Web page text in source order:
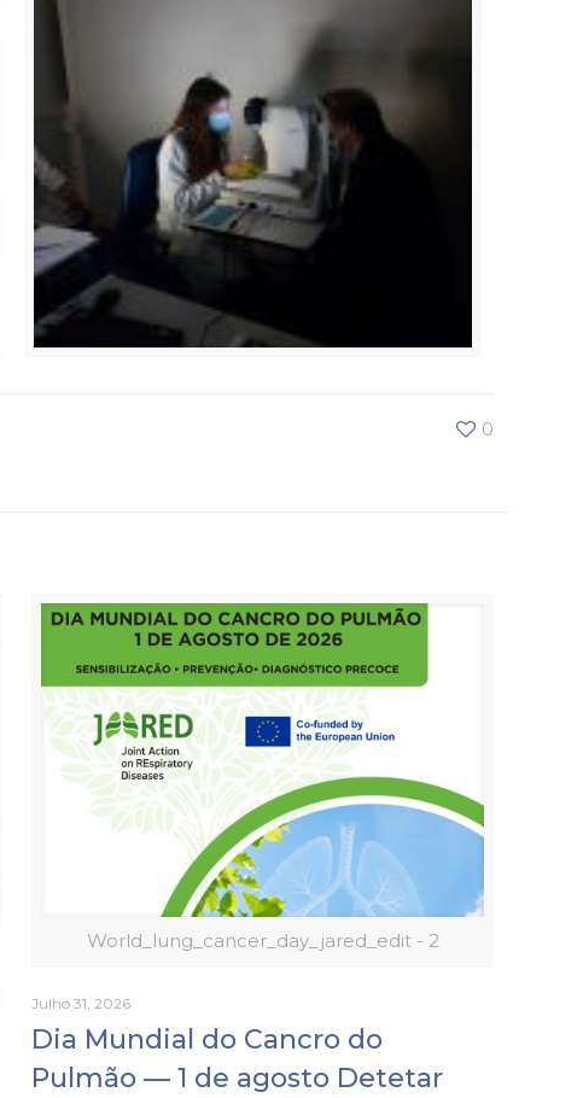
0
World_lung_cancer_day_jared_edit - 2
Julho 31, 2026
Dia Mundial do Cancro do
Pulmão — 1 de agosto Detetar